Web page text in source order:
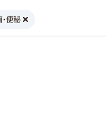
便秘